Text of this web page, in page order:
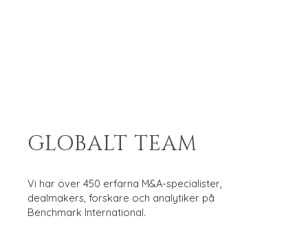
GLOBALT TEAM
Vi har över 450 erfarna M&A-specialister,
dealmakers, forskare och analytiker på
Benchmark International.